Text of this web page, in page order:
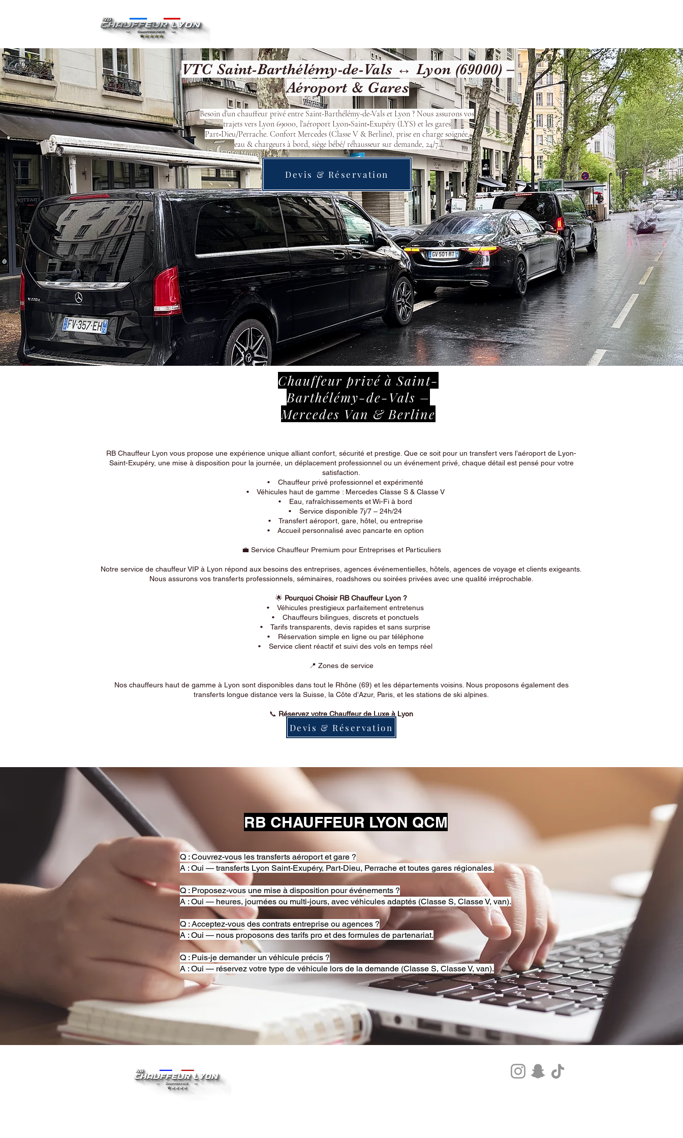
VTC Saint-Barthélémy-de-Vals ↔ Lyon (69000) –
Aéroport & Gares
Besoin d’un chauffeur privé entre Saint-Barthélémy-de-Vals et Lyon ? Nous assurons vos
trajets vers Lyon 69000, l’aéroport Lyon‑Saint‑Exupéry (LYS) et les gares
Part‑Dieu/Perrache. Confort Mercedes (Classe V & Berline), prise en charge soignée,
eau & chargeurs à bord, siège bébé/ réhausseur sur demande, 24/7.
Devis & Réservation
Chauffeur privé à Saint-
Barthélémy-de-Vals –
Mercedes Van & Berline
RB Chauffeur Lyon vous propose une expérience unique alliant confort, sécurité et prestige. Que ce soit pour un transfert vers l’aéroport de Lyon-
Saint-Exupéry, une mise à disposition pour la journée, un déplacement professionnel ou un événement privé, chaque détail est pensé pour votre
satisfaction.
• Chauffeur privé professionnel et expérimenté
• Véhicules haut de gamme : Mercedes Classe S & Classe V
• Eau, rafraîchissements et Wi-Fi à bord
• Service disponible 7j/7 – 24h/24
• Transfert aéroport, gare, hôtel, ou entreprise
• Accueil personnalisé avec pancarte en option
💼 Service Chauffeur Premium pour Entreprises et Particuliers
Notre service de chauffeur VIP à Lyon répond aux besoins des entreprises, agences événementielles, hôtels, agences de voyage et clients exigeants.
Nous assurons vos transferts professionnels, séminaires, roadshows ou soirées privées avec une qualité irréprochable.
🌟 Pourquoi Choisir RB Chauffeur Lyon ?
• Véhicules prestigieux parfaitement entretenus
• Chauffeurs bilingues, discrets et ponctuels
• Tarifs transparents, devis rapides et sans surprise
• Réservation simple en ligne ou par téléphone
• Service client réactif et suivi des vols en temps réel
📍 Zones de service
Nos chauffeurs haut de gamme à Lyon sont disponibles dans tout le Rhône (69) et les départements voisins. Nous proposons également des
transferts longue distance vers la Suisse, la Côte d’Azur, Paris, et les stations de ski alpines.
📞 Réservez votre Chauffeur de Luxe à Lyon
Devis & Réservation
RB CHAUFFEUR LYON QCM
Q : Couvrez-vous les transferts aéroport et gare ?
A : Oui — transferts Lyon Saint-Exupéry, Part-Dieu, Perrache et toutes gares régionales.
Q : Proposez-vous une mise à disposition pour événements ?
A : Oui — heures, journées ou multi-jours, avec véhicules adaptés (Classe S, Classe V, van).
Q : Acceptez-vous des contrats entreprise ou agences ?
A : Oui — nous proposons des tarifs pro et des formules de partenariat.
Q : Puis-je demander un véhicule précis ?
A : Oui — réservez votre type de véhicule lors de la demande (Classe S, Classe V, van).